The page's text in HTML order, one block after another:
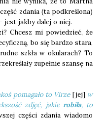
zdania (ta podkreślona)
jest jakby dalej o niej.
Chcesz mi powiedzieć, że
bo się bardzo stara,
szkła w okularach? To
zupełnie szansę na
pomagało to Virze[jej] w
zdjęć, jakie robiła, to
części zdania wiadomo